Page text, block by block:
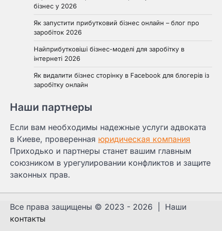
бізнес у 2026
Як запустити прибутковий бізнес онлайн – блог про
заробіток 2026
Найприбутковіші бізнес-моделі для заробітку в
інтернеті 2026
Як видалити бізнес сторінку в Facebook для блогерів із
заробітку онлайн
Наши партнеры
Если вам необходимы надежные услуги адвоката
в Киеве, проверенная юридическая компания
Приходько и партнеры станет вашим главным
союзником в урегулировании конфликтов и защите
законных прав.
Все права защищены © 2023 - 2026 | Наши
контакты